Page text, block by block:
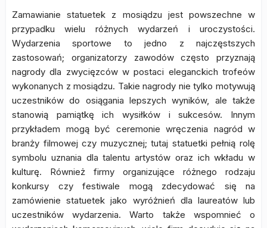
Zamawianie statuetek z mosiądzu jest powszechne w
przypadku wielu różnych wydarzeń i uroczystości.
Wydarzenia sportowe to jedno z najczęstszych
zastosowań; organizatorzy zawodów często przyznają
nagrody dla zwycięzców w postaci eleganckich trofeów
wykonanych z mosiądzu. Takie nagrody nie tylko motywują
uczestników do osiągania lepszych wyników, ale także
stanowią pamiątkę ich wysiłków i sukcesów. Innym
przykładem mogą być ceremonie wręczenia nagród w
branży filmowej czy muzycznej; tutaj statuetki pełnią rolę
symbolu uznania dla talentu artystów oraz ich wkładu w
kulturę. Również firmy organizujące różnego rodzaju
konkursy czy festiwale mogą zdecydować się na
zamówienie statuetek jako wyróżnień dla laureatów lub
uczestników wydarzenia. Warto także wspomnieć o